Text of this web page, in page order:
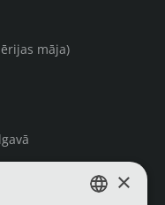
māja)
×